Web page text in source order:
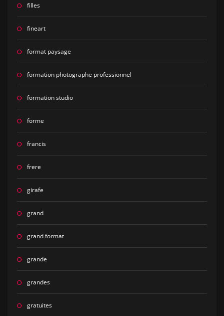
filles
fineart
format paysage
formation photographe professionnel
formation studio
forme
francis
frere
girafe
grand
grand format
grande
grandes
gratuites